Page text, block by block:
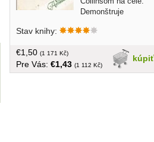
Demonštruje
ktorí sa neľakajú ani vraždy... bez
Stav knihy:
kúpiť
€1,50 (1 171 Kč)
Pre Vás: €1,43 (1 112 Kč)